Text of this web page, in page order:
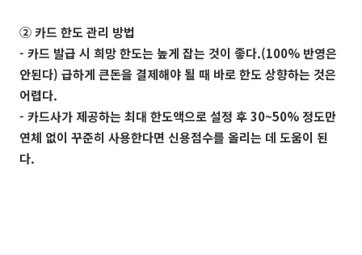
② 카드 한도 관리 방법
- 카드 발급 시 희망 한도는 높게 잡는 것이 좋다.(100% 반영은
안된다) 급하게 큰돈을 결제해야 될 때 바로 한도 상향하는 것은
어렵다.
- 카드사가 제공하는 최대 한도액으로 설정 후 30~50% 정도만
연체 없이 꾸준히 사용한다면 신용점수를 올리는 데 도움이 된
다.